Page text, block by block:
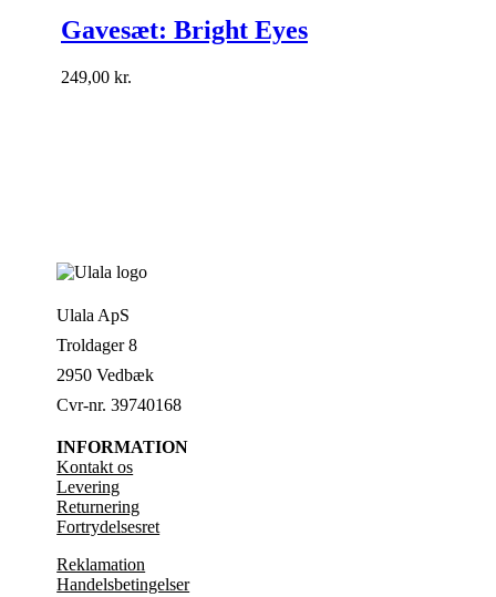
Gavesæt: Bright Eyes
249,00 kr.
Ulala ApS
Troldager 8
2950 Vedbæk
Cvr-nr. 39740168
INFORMATION
Kontakt os
Levering
Returnering
Fortrydelsesret
Reklamation
Handelsbetingelser